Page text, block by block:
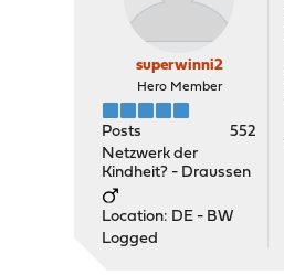
superwinni2
Hero Member
Posts
552
Netzwerk der
Kindheit? - Draussen
Location: DE - BW
Logged